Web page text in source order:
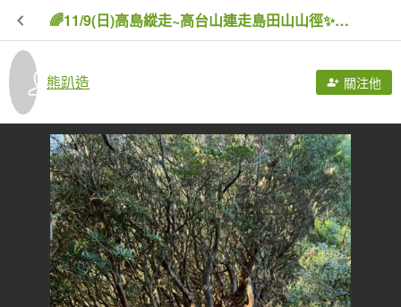
🌈11/9(日)高島縱走~高台山連走島田山山徑✨FB：熊熊趴爬走🌈
熊趴造 關注他